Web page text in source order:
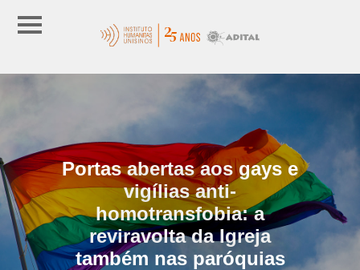
Portas abertas aos gays e
vigílias anti-
homotransfobia: a
reviravolta da Igreja
também nas paróquias